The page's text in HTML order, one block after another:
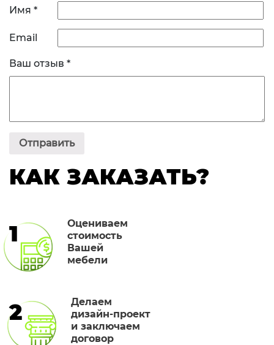
Имя *
Email
Ваш отзыв *
КАК ЗАКАЗАТЬ?
1
Оцениваем
стоимость
Вашей
мебели
2
Делаем
дизайн-проект
и заключаем
договор